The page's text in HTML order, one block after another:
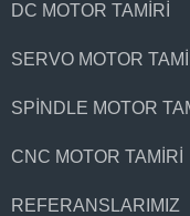
DC MOTOR TAMIRI
SERVO MOTOR
SPINDLE MOTOR
CNC MOTOR TAMIRI
REFERANSLARIMIZ